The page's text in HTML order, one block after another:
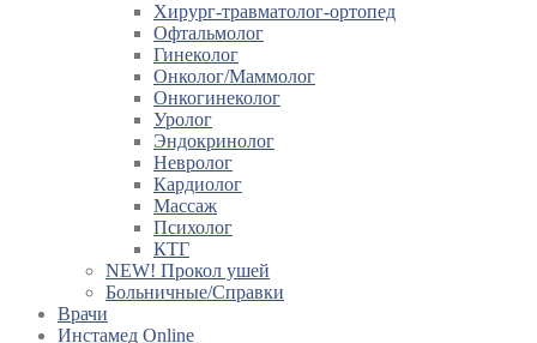
Хирург-травматолог-ортопед
Офтальмолог
Гинеколог
Онколог/Маммолог
Онкогинеколог
Уролог
Эндокринолог
Невролог
Кардиолог
Массаж
Психолог
КТГ
NEW! Прокол ушей
Больничные/Справки
Врачи
Инстамед Online